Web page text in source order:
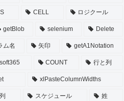
CELL ロジクール
getBlob selenium Delete
ム名 矢印 getA1Notation
COUNT 行と列
xlPasteColumnWidths
スケジュール 姓